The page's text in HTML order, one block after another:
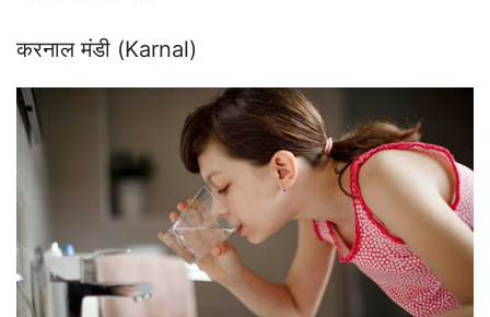
करनाल मंडी (Karnal)